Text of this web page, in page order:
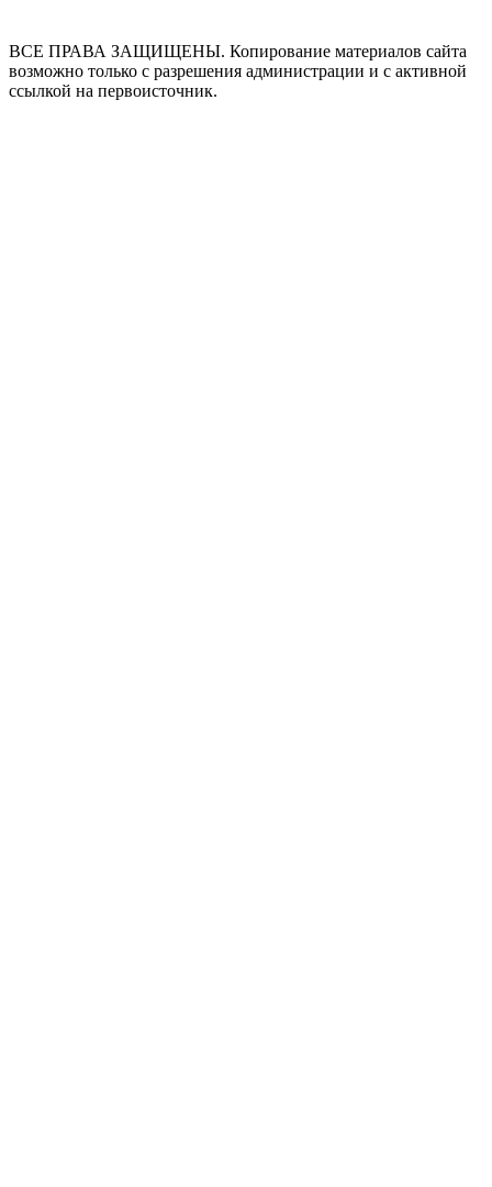
ВСЕ ПРАВА ЗАЩИЩЕНЫ. Копирование материалов сайта
возможно только с разрешения администрации и с активной
ссылкой на первоисточник.